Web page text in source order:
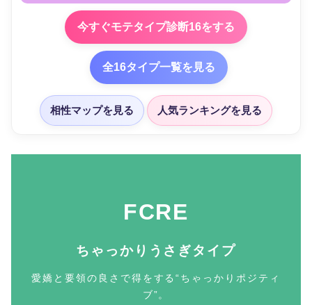
今すぐモテタイプ診断16をする
全16タイプ一覧を見る
相性マップを見る 人気ランキングを見る
FCRE
ちゃっかりうさぎタイプ
愛嬌と要領の良さで得をする“ちゃっかりポジティ
ブ”。